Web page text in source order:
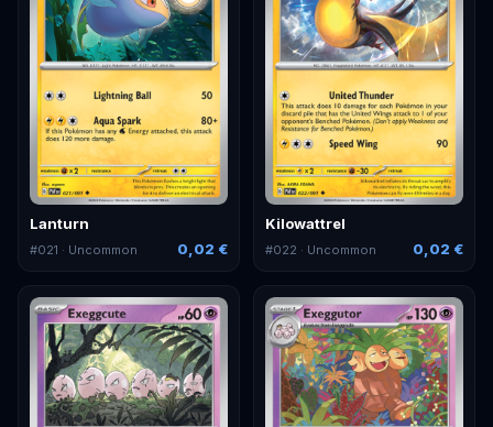
Lanturn
#021 · Uncommon 0,02 €
Kilowattrel
#022 · Uncommon 0,02 €